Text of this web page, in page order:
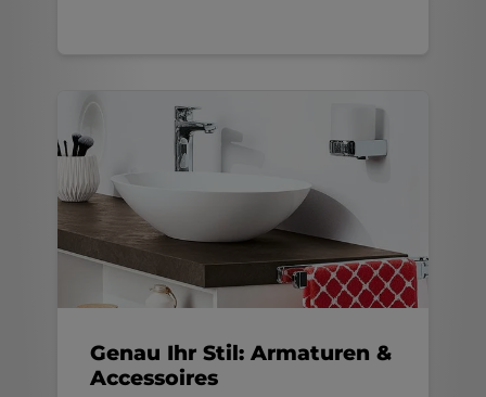
Genau Ihr Stil: Armaturen &
Accessoires